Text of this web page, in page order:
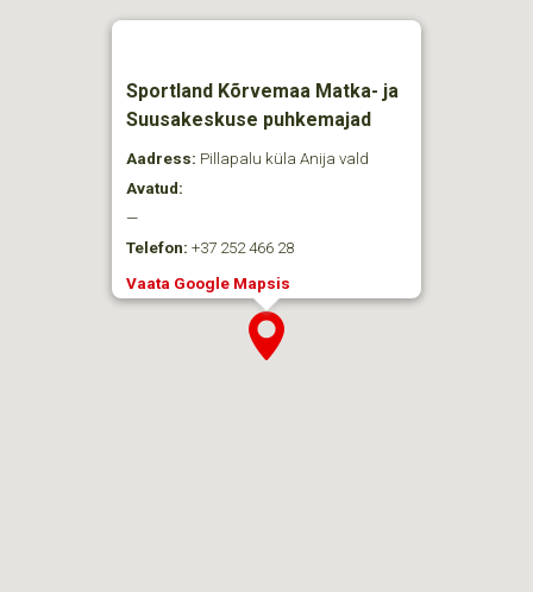
Sportland Kõrvemaa Matka- ja
Suusakeskuse puhkemajad
Aadress: Pillapalu küla Anija vald
Avatud:
—
Telefon: +37 252 466 28
Vaata Google Mapsis